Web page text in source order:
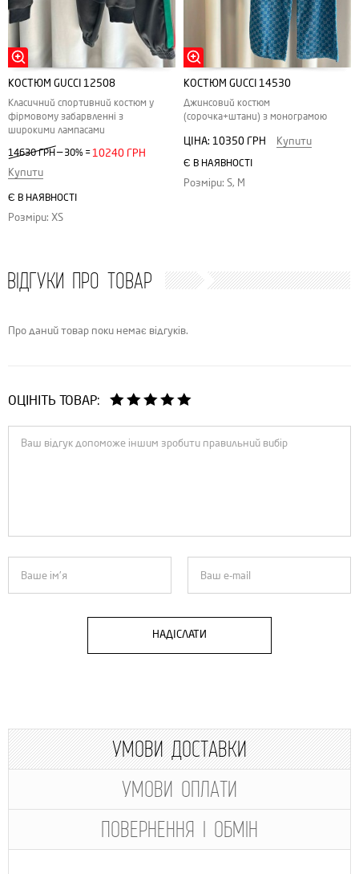
КОСТЮМ GUCCI 12508
Класичний спортивний костюм у
фірмовому забарвленні з
широкими лампасами
14630 ГРН — 30% = 10240 ГРН
Купити
Є В НАЯВНОСТІ
Розміри: XS
КОСТЮМ GUCCI 14530
Джинсовий костюм
(сорочка+штани) з монограмою
ЦІНА: 10350 ГРН Купити
Є В НАЯВНОСТІ
Розміри: S, M
ВІДГУКИ ПРО ТОВАР
Про даний товар поки немає відгуків.
ОЦІНІТЬ ТОВАР:
НАДІСЛАТИ
УМОВИ ДОСТАВКИ
УМОВИ ОПЛАТИ
ПОВЕРНЕННЯ І ОБМІН